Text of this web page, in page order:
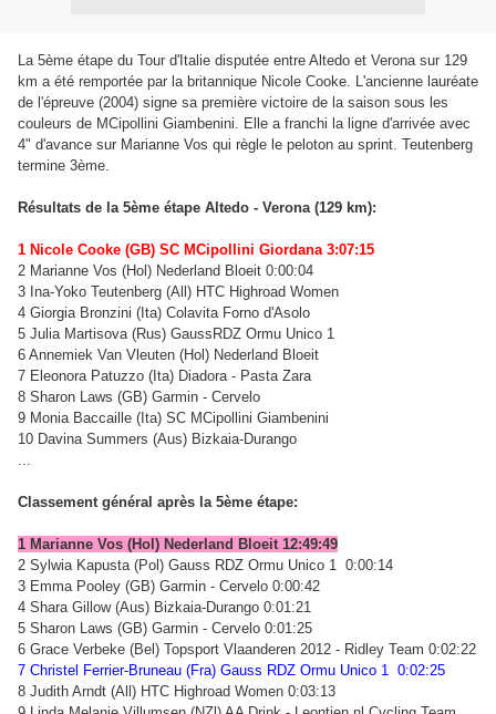
La 5ème étape du Tour d'Italie disputée entre Altedo et Verona sur 129
km a été remportée par la britannique Nicole Cooke. L'ancienne lauréate
de l'épreuve (2004) signe sa première victoire de la saison sous les
couleurs de MCipollini Giambenini. Elle a franchi la ligne d'arrivée avec
4" d'avance sur Marianne Vos qui règle le peloton au sprint. Teutenberg
termine 3ème.
Résultats de la 5ème étape Altedo - Verona (129 km):
1 Nicole Cooke (GB) SC MCipollini Giordana 3:07:15
2 Marianne Vos (Hol) Nederland Bloeit 0:00:04
3 Ina-Yoko Teutenberg (All) HTC Highroad Women
4 Giorgia Bronzini (Ita) Colavita Forno d'Asolo
5 Julia Martisova (Rus) GaussRDZ Ormu Unico 1
6 Annemiek Van Vleuten (Hol) Nederland Bloeit
7 Eleonora Patuzzo (Ita) Diadora - Pasta Zara
8 Sharon Laws (GB) Garmin - Cervelo
9 Monia Baccaille (Ita) SC MCipollini Giambenini
10 Davina Summers (Aus) Bizkaia-Durango
...
Classement général après la 5ème étape:
1 Marianne Vos (Hol) Nederland Bloeit 12:49:49
2 Sylwia Kapusta (Pol) Gauss RDZ Ormu Unico 1 0:00:14
3 Emma Pooley (GB) Garmin - Cervelo 0:00:42
4 Shara Gillow (Aus) Bizkaia-Durango 0:01:21
5 Sharon Laws (GB) Garmin - Cervelo 0:01:25
6 Grace Verbeke (Bel) Topsport Vlaanderen 2012 - Ridley Team 0:02:22
7 Christel Ferrier-Bruneau (Fra) Gauss RDZ Ormu Unico 1 0:02:25
8 Judith Arndt (All) HTC Highroad Women 0:03:13